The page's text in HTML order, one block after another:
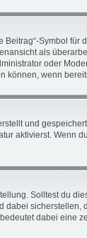
Symbol für
als
oder
können, wenn
und
aktivierst. Wenn
Solltest du
sicherstellen,
dabei eine